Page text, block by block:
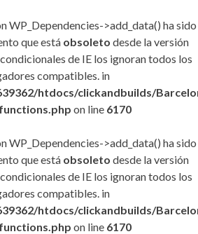
WP_Dependencies->add_data() ha sido
que está obsoleto desde la versión
de IE los ignoran todos los
compatibles. in
htdocs/clickandbuilds/
on line 6170
WP_Dependencies->add_data() ha sido
que está obsoleto desde la versión
de IE los ignoran todos los
compatibles. in
htdocs/clickandbuilds/
on line 6170